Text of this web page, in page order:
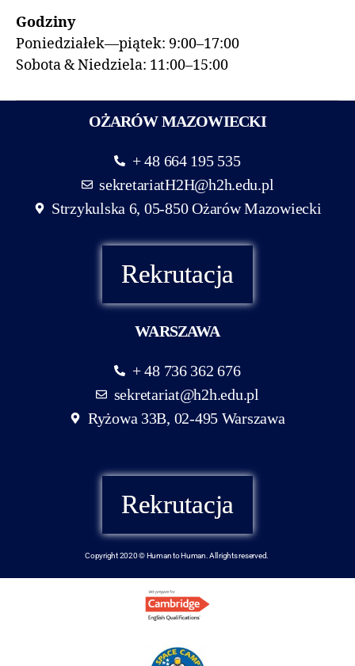
Godziny
Poniedziałek—piątek: 9:00–17:00
Sobota & Niedziela: 11:00–15:00
OŻARÓW MAZOWIECKI
+ 48 664 195 535
sekretariatH2H@h2h.edu.pl
Strzykulska 6, 05-850 Ożarów Mazowiecki
Rekrutacja
WARSZAWA
+ 48 736 362 676
sekretariat@h2h.edu.pl
Ryżowa 33B, 02-495 Warszawa
Rekrutacja
Copyright 2020 © Human to Human. All rights reserved.